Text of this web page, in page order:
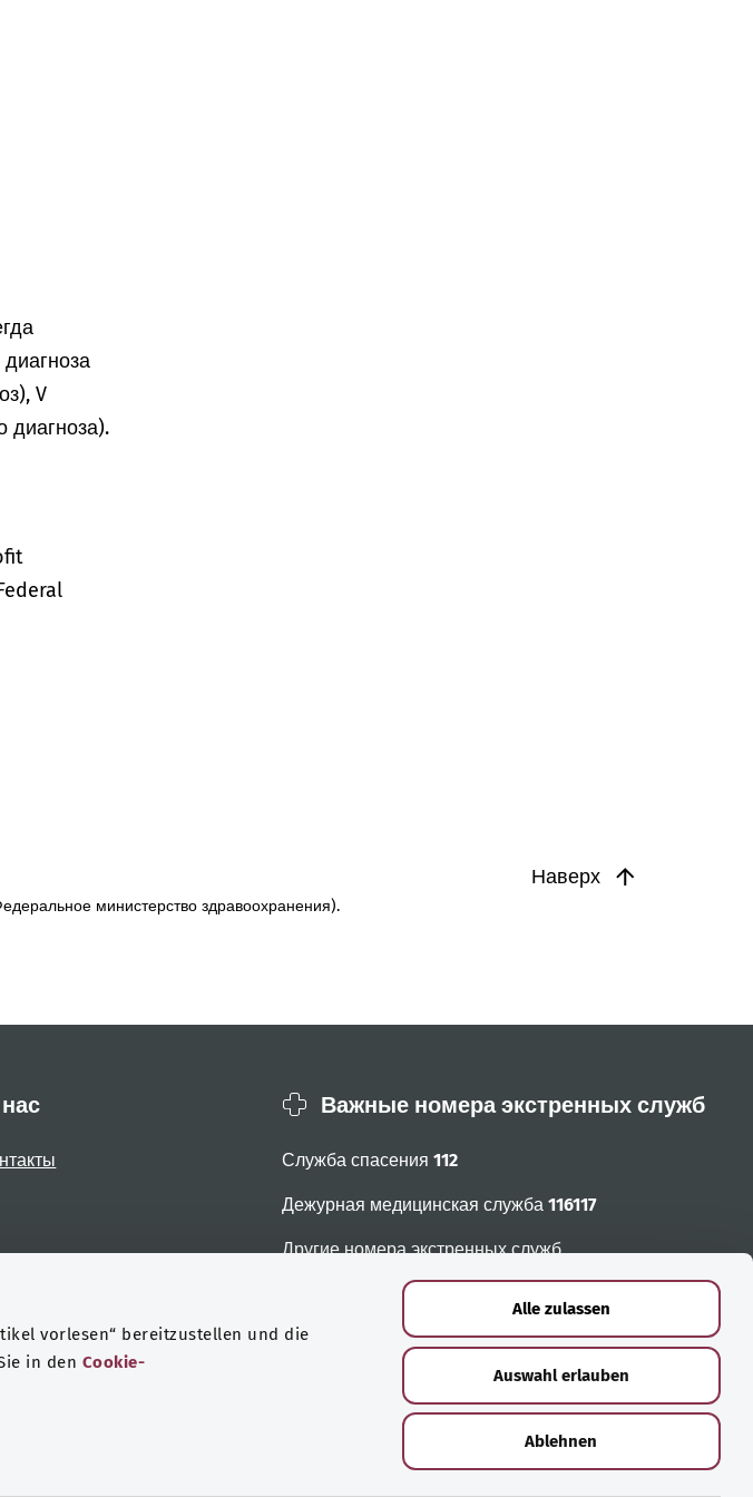
vorlesen“ bereitzustellen und die
in den Cookie-
Alle zulassen
Auswahl erlauben
Ablehnen
V
диагноза).
Наверх
министерство здравоохранения).
Важные номера экстренных служб
Служба спасения 112
Дежурная медицинская служба 116117
Другие номера экстренных служб